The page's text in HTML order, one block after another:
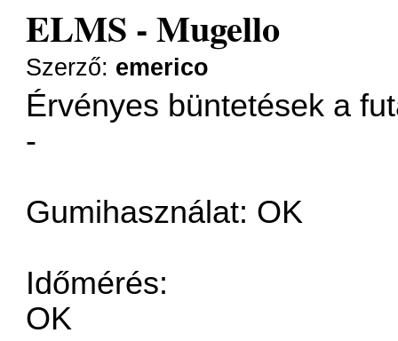
ELMS - Mugello
Szerző: emerico
Érvényes büntetések a
-
Gumihasználat: OK
Időmérés:
OK